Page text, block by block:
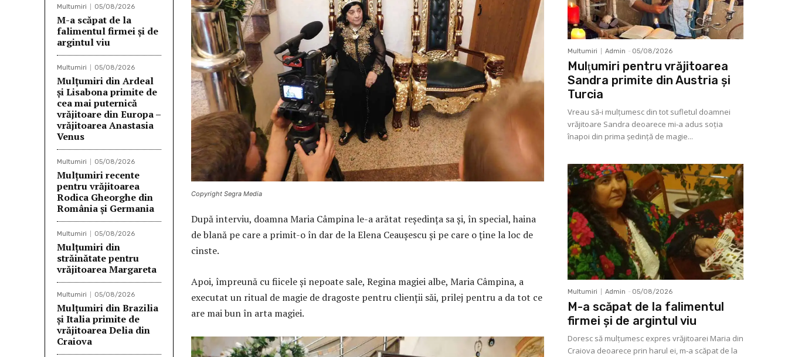
Multumiri 05/08/2026
M-a scăpat de la
falimentul firmei și de
argintul viu
Multumiri 05/08/2026
Mulţumiri din Ardeal
și Lisabona primite de
cea mai puternică
vrăjitoare din Europa –
vrăjitoarea Anastasia
Venus
Multumiri 05/08/2026
Mulţumiri recente
pentru vrăjitoarea
Rodica Gheorghe din
România și Germania
Multumiri 05/08/2026
Mulţumiri din
străinătate pentru
vrăjitoarea Margareta
Multumiri 05/08/2026
Mulţumiri din Brazilia
și Italia primite de
vrăjitoarea Delia din
Craiova
Copyright Segra Media
După interviu, doamna Maria Câmpina le-a arătat reședința sa și, în special, haina
de blană pe care a primit-o în dar de la Elena Ceaușescu și pe care o ține la loc de
cinste.
Apoi, împreună cu fiicele și nepoate sale, Regina magiei albe, Maria Câmpina, a
executat un ritual de magie de dragoste pentru clienții săi, prilej pentru a da tot ce
are mai bun în arta magiei.
Multumiri Admin - 05/08/2026
Mulţumiri pentru vrăjitoarea
Sandra primite din Austria și
Turcia
Vreau să-i mulţumesc din tot sufletul doamnei
vrăjitoare Sandra deoarece mi-a adus soţia
înapoi din prima şedinţă de magie...
Multumiri Admin - 05/08/2026
M-a scăpat de la falimentul
firmei și de argintul viu
Doresc să mulţumesc expres vrăjitoarei Maria din
Craiova deoarece prin harul ei, m-a scăpat de la